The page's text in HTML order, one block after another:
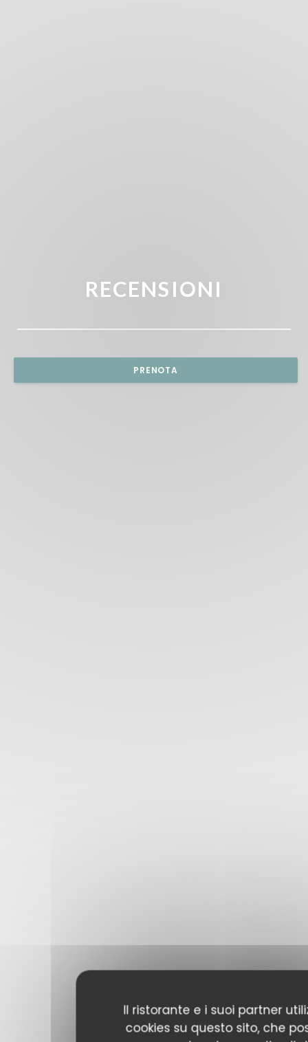
Il ristorante e i suoi partner
cookies su questo sito, che
RECENSIONI
PRENOTA